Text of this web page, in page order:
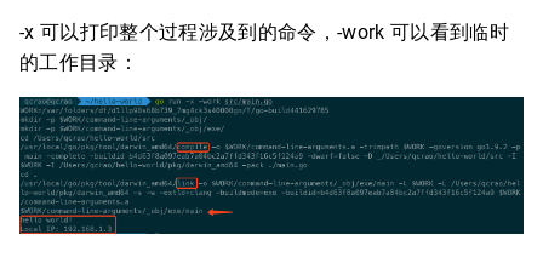
-x 可以打印整个过程涉及到的命令，-work 可以看到临时
的工作目录：